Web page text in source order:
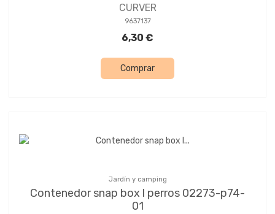
CURVER
9637137
6,30 €
Comprar
Jardín y camping
Contenedor snap box l perros 02273-p74-
01